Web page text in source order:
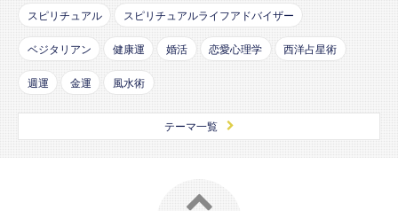
スピリチュアル スピリチュアルライフアドバイザー
ベジタリアン 健康運 婚活 恋愛心理学 西洋占星術
週運 金運 風水術
テーマ一覧